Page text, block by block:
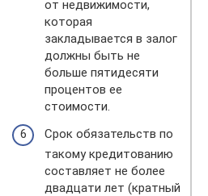
от недвижимости,
которая
закладывается в залог
должны быть не
больше пятидесяти
процентов ее
стоимости.
Срок обязательств по
такому кредитованию
составляет не более
двадцати лет (кратный